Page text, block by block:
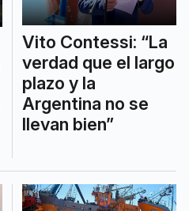
Vito Contessi: “La
verdad que el largo
plazo y la
Argentina no se
llevan bien”